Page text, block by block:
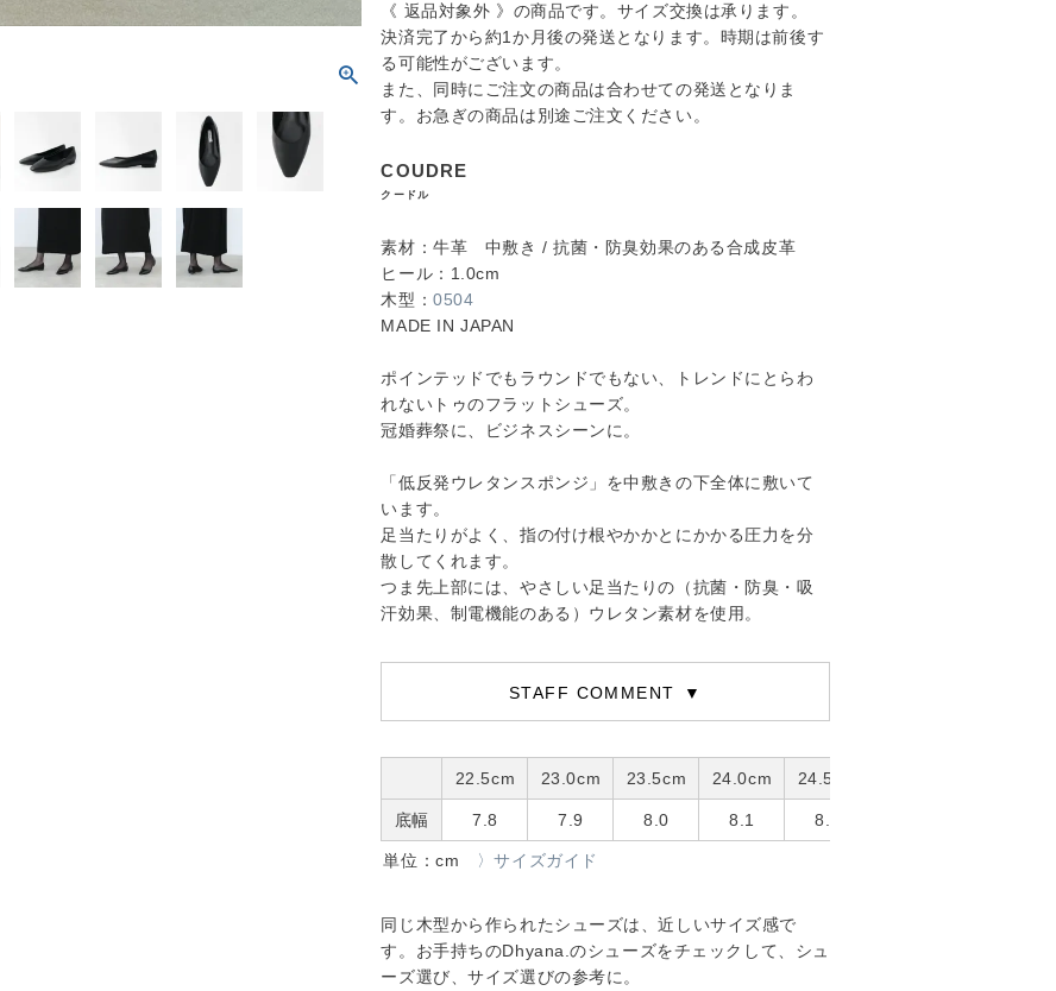
《 返品対象外 》の商品です。サイズ交換は承ります。
決済完了から約1か月後の発送となります。時期は前後す
る可能性がございます。
また、同時にご注文の商品は合わせての発送となりま
す。お急ぎの商品は別途ご注文ください。
COUDRE
クードル
素材：牛革 中敷き / 抗菌・防臭効果のある合成皮革
ヒール：1.0cm
木型：0504
MADE IN JAPAN
ポインテッドでもラウンドでもない、トレンドにとらわ
れないトゥのフラットシューズ。
冠婚葬祭に、ビジネスシーンに。
「低反発ウレタンスポンジ」を中敷きの下全体に敷いて
います。
足当たりがよく、指の付け根やかかとにかかる圧力を分
散してくれます。
つま先上部には、やさしい足当たりの（抗菌・防臭・吸
汗効果、制電機能のある）ウレタン素材を使用。
STAFF COMMENT
22.5cm 23.0cm 23.5cm 24.0cm 24.5cm
底幅 7.8 7.9 8.0 8.1 8.2
単位：cm 〉サイズガイド
同じ木型から作られたシューズは、近しいサイズ感で
す。お手持ちのDhyana.のシューズをチェックして、シュ
ーズ選び、サイズ選びの参考に。